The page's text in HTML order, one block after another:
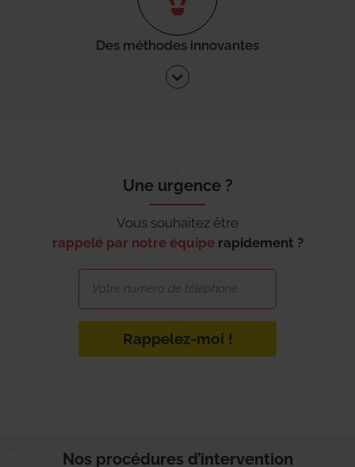
Des méthodes innovantes
Une urgence ?
Vous souhaitez être
rappelé par notre équipe rapidement ?
Rappelez-moi !
Nos procédures d’intervention